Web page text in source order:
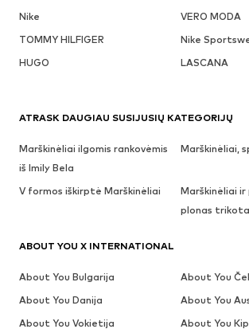
Nike
VERO MODA
TOMMY HILFIGER
Nike
HUGO
LASCANA
ATRASK DAUGIAU SUSIJUSIŲ KATEGORIJŲ
Marškinėliai ilgomis rankovėmis
iš Imily Bela
Marškinėliai,
V formos iškirptė Marškinėliai
Marškinėliai ir
plonas
ABOUT YOU X INTERNATIONAL
About You Bulgarija
About You
About You Danija
About You
About You Vokietija
About You